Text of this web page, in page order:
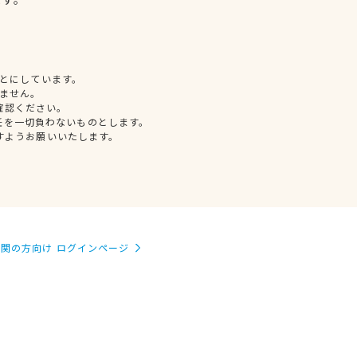
しています。
せん。
ください。
一切負わないものとします。
うお願いいたします。
の方向け ログインページ